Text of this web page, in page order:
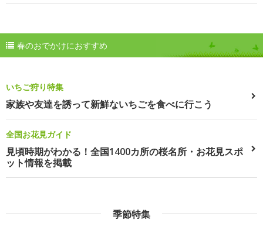
春のおでかけにおすすめ
いちご狩り特集
家族や友達を誘って新鮮ないちごを食べに行こう
全国お花見ガイド
見頃時期がわかる！全国1400カ所の桜名所・お花見スポ
ット情報を掲載
季節特集